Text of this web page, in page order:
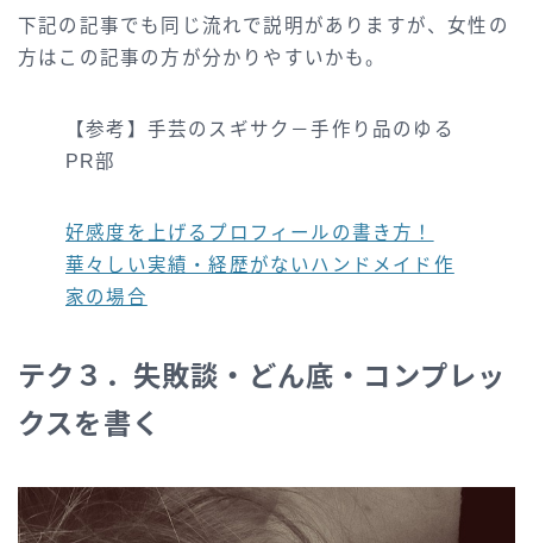
下記の記事でも同じ流れで説明がありますが、女性の
方はこの記事の方が分かりやすいかも。
【参考】手芸のスギサク－手作り品のゆる
PR部
好感度を上げるプロフィールの書き方！
華々しい実績・経歴がないハンドメイド作
家の場合
テク３．失敗談・どん底・コンプレッ
クスを書く